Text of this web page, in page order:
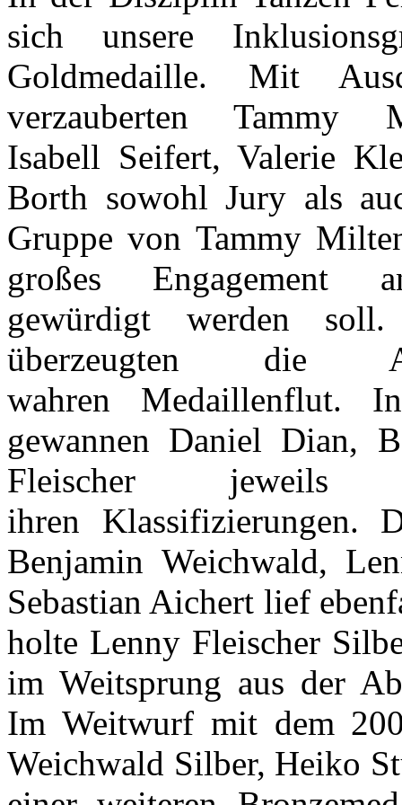
sich unsere
Goldmedaille. Mit
verzauberten Tammy
Isabell Seifert, Valerie
Borth sowohl Jury als
Gruppe von Tammy
großes Engagement
gewürdigt werden
überzeugten die
wahren Medaillenflut.
gewannen Daniel Dian,
Fleischer
ihren Klassifizierungen.
Benjamin Weichwald,
Sebastian Aichert lief
holte Lenny Fleischer
im Weitsprung aus der
Im Weitwurf mit dem
Weichwald Silber, Heiko